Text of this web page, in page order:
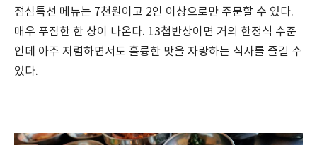
점심특선 메뉴는 7천원이고 2인 이상으로만 주문할 수 있다.
매우 푸짐한 한 상이 나온다. 13첩반상이면 거의 한정식 수준
인데 아주 저렴하면서도 훌륭한 맛을 자랑하는 식사를 즐길 수
있다.